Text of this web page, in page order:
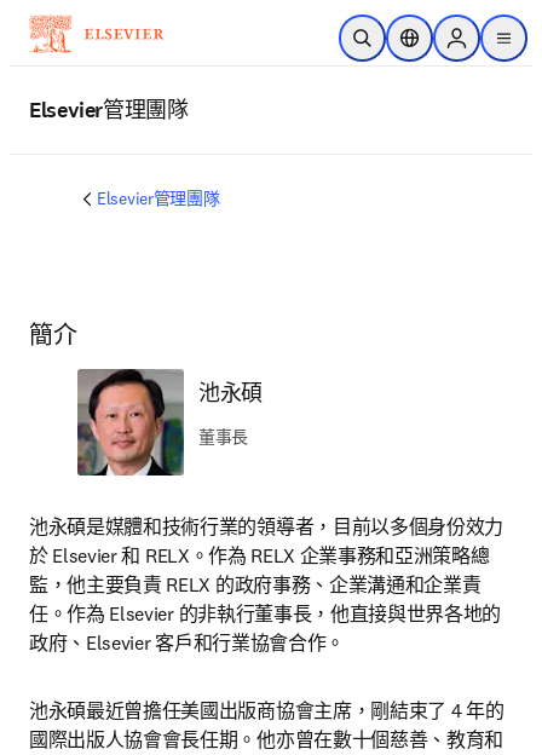
跳到主要內容
公開搜尋位置選擇器Sign in to
menu
Elsevier管理團隊
Elsevier管理團隊
簡介
池永碩
董事長
池永碩是媒體和技術行業的領導者，目前以多個身份效力
於 Elsevier 和 RELX。作為 RELX 企業事務和亞洲策略總
監，他主要負責 RELX 的政府事務、企業溝通和企業責
任。作為 Elsevier 的非執行董事長，他直接與世界各地的
政府、Elsevier 客戶和行業協會合作。
池永碩最近曾擔任美國出版商協會主席，剛結束了 4 年的
國際出版人協會會長任期。他亦曾在數十個慈善、教育和